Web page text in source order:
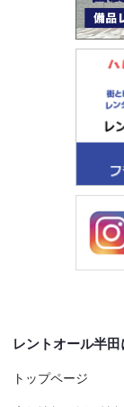
レントオール半田
トップページ